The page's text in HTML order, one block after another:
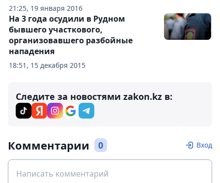
21:25, 19 января 2016
18:51, 15 декабря 2015
На 3 года осудили в Рудном
бывшего участкового,
организовавшего разбойные
нападения
Следите за новостями zakon.kz в:
Комментарии 0 Вход